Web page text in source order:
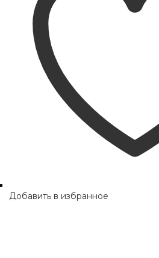
Добавить в избранное